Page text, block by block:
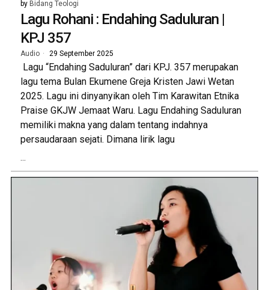
by Bidang Teologi
Lagu Rohani : Endahing Saduluran |
KPJ 357
Audio 29 September 2025
Lagu “Endahing Saduluran” dari KPJ. 357 merupakan
lagu tema Bulan Ekumene Greja Kristen Jawi Wetan
2025. Lagu ini dinyanyikan oleh Tim Karawitan Etnika
Praise GKJW Jemaat Waru. Lagu Endahing Saduluran
memiliki makna yang dalam tentang indahnya
persaudaraan sejati. Dimana lirik lagu
...